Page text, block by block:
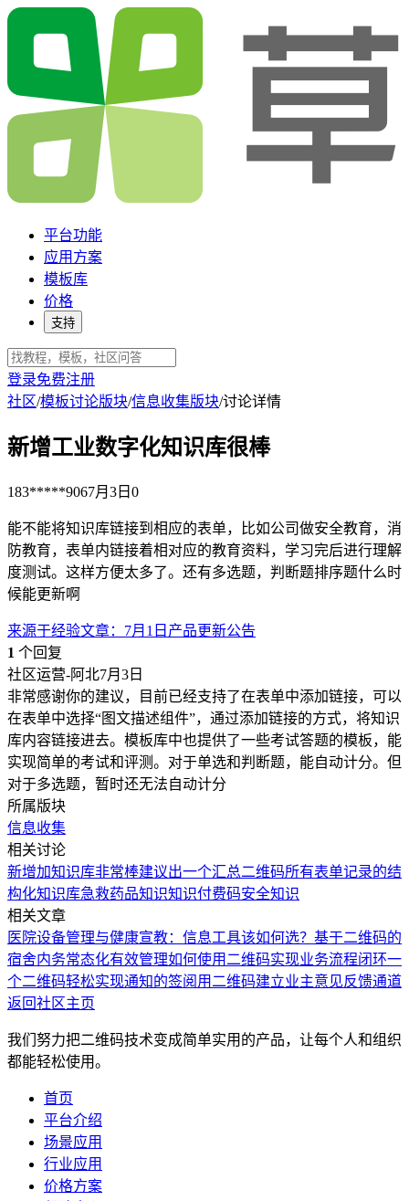
平台功能
应用方案
模板库
价格
支持
登录免费注册
社区/模板讨论版块/信息收集版块/讨论详情
新增工业数字化知识库很棒
183*****9067月3日 0
能不能将知识库链接到相应的表单，比如公司做安全教育，消
防教育，表单内链接着相对应的教育资料，学习完后进行理解
度测试。这样方便太多了。还有多选题，判断题排序题什么时
候能更新啊
来源于经验文章： 7月1日产品更新公告
1 个回复
社区运营-阿北7月3日
非常感谢你的建议，目前已经支持了在表单中添加链接，可以
在表单中选择“图文描述组件”，通过添加链接的方式，将知识
库内容链接进去。模板库中也提供了一些考试答题的模板，能
实现简单的考试和评测。对于单选和判断题，能自动计分。但
对于多选题，暂时还无法自动计分
所属版块
信息收集
相关讨论
新增加知识库非常棒建议出一个汇总二维码所有表单记录的结
构化知识库急救药品知识知识付费码安全知识
相关文章
医院设备管理与健康宣教：信息工具该如何选？ 基于二维码的
宿舍内务常态化有效管理如何使用二维码实现业务流程闭环一
个二维码轻松实现通知的签阅 用二维码建立业主意见反馈通道
返回社区主页
我们努力把二维码技术变成简单实用的产品，让每个人和组织
都能轻松使用。
首页
平台介绍
场景应用
行业应用
价格方案